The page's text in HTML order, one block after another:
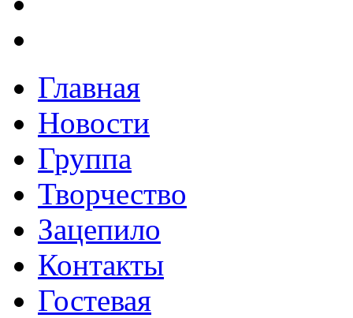
Главная
Новости
Группа
Творчество
Зацепило
Контакты
Гостевая